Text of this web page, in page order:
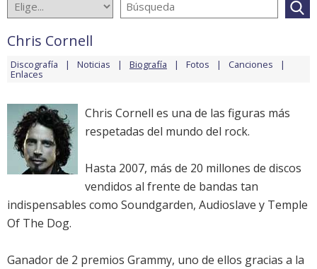
Chris Cornell
Discografía Noticias Biografía Fotos Canciones
Enlaces
Chris Cornell es una de las figuras más
respetadas del mundo del rock.
Hasta 2007, más de 20 millones de discos
vendidos al frente de bandas tan
indispensables como Soundgarden, Audioslave y Temple
Of The Dog.
Ganador de 2 premios Grammy, uno de ellos gracias a la